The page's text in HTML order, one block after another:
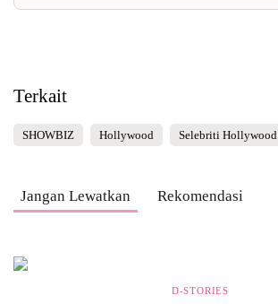
Terkait
SHOWBIZ Hollywood Selebriti Hollywood
Jangan Lewatkan Rekomendasi
D-STORIES